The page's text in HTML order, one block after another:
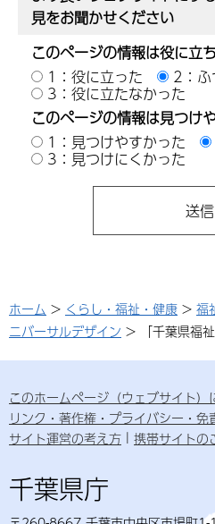
見をお聞かせください
このページの情報は役に立
1：役に立った
2：ふ
3：役に立たなかった
このページの情報は見つけ
1：見つけやすかった
3：見つけにくかった
ホーム > くらし・福祉・健康 > 福
ニバーサルデザイン > 「千葉県福
このホームページ（ウェブサイト）
リンク・著作権・プライバシー・免
サイト運営の考え方
携帯サイトの
千葉県庁